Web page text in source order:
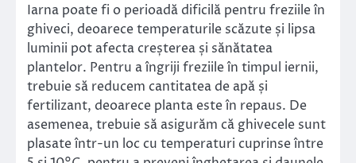
Iarna poate fi o perioadă dificilă pentru freziile în
ghiveci, deoarece temperaturile scăzute și lipsa
luminii pot afecta creșterea și sănătatea
plantelor. Pentru a îngriji freziile în timpul iernii,
trebuie să reducem cantitatea de apă și
fertilizant, deoarece planta este în repaus. De
asemenea, trebuie să asigurăm că ghivecele sunt
plasate într-un loc cu temperaturi cuprinse între